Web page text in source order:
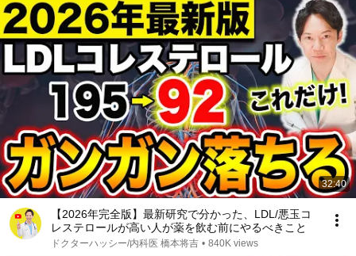
32:40
【2026年完全版】最新研究で分かった、LDL/悪玉コ
レステロールが高い人が薬を飲む前にやるべきこと
ドクターハッシー/内科医 橋本将吉 • 840K views